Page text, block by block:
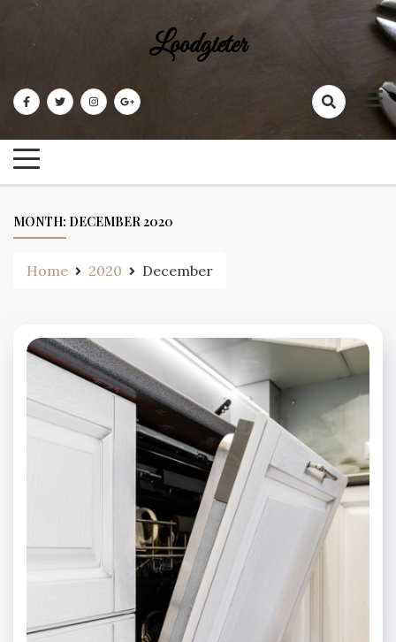
Loodgieter
MONTH: DECEMBER 2020
Home 2020 December